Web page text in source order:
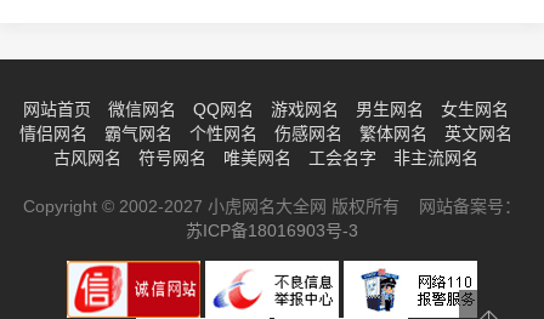
网站首页 微信网名 QQ网名 游戏网名 男生网名
女生网名
情侣网名
霸气网名 个性网名 伤感网名 繁体网名
英文网名
古风网名
符号网名 唯美网名 工会名字 非主流网名
Copyright © 2002-2027 小虎网名大全网 版权所有 网站备案号：
苏ICP备18016903号-3